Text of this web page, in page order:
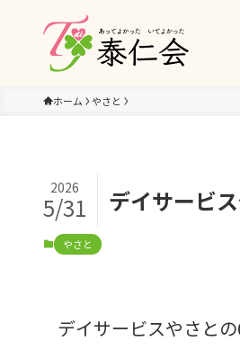
ホーム やさと
デイサービ
2026
5/31
やさと
デイサービスやさと